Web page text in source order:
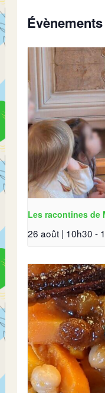
Les racontines de
26 août | 10h30 -